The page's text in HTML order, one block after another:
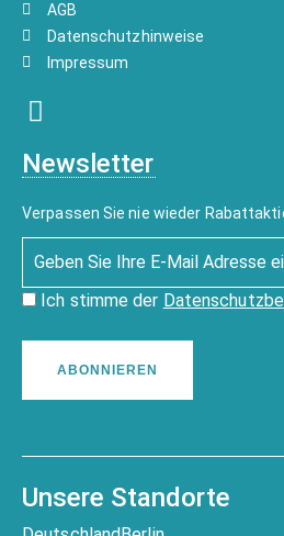
AGB
Datenschutzhinweise
Impressum
Newsletter
Verpassen Sie nie wieder
Ich stimme der
ABONNIEREN
Unsere Standorte